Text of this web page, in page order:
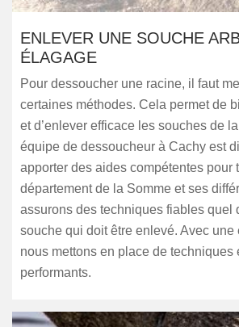
ENLEVER UNE SOUCHE
ÉLAGAGE
Pour dessoucher une racine, il faut
certaines méthodes. Cela permet de
et d’enlever efficace les souches de
équipe de dessoucheur à Cachy est
apporter des aides compétentes pour
département de la Somme et ses
assurons des techniques fiables quel
souche qui doit être enlevé. Avec une
nous mettons en place de techniques
performants.